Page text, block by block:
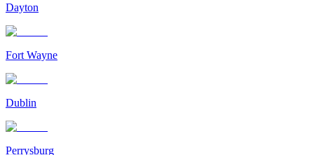
Dayton
Fort Wayne
Dublin
Perrysburg